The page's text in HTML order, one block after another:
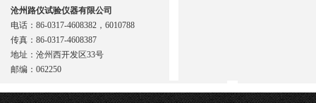
沧州路仪试验仪器有限公司
电话：86-0317-4608382，6010788
传真：86-0317-4608387
地址：沧州西开发区33号
邮编：062250